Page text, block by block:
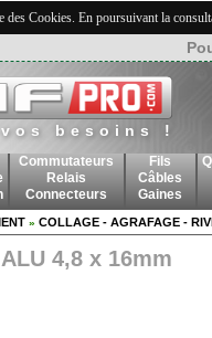
Cookies. En poursuivant la
besoins !
Commutateurs
Relais
Connecteurs
Fils
Câbles
Gaines
» COLLAGE - AGRAFAGE -
4,8 x 16mm